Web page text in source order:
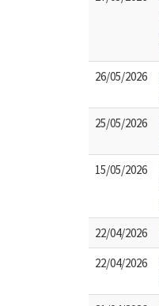
26/05/2026
25/05/2026
15/05/2026
22/04/2026
22/04/2026